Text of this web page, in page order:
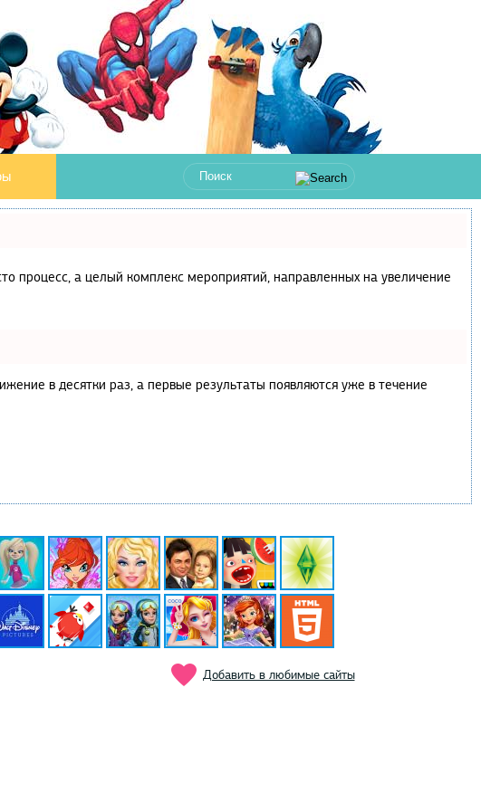
процесс, а целый комплекс мероприятий, направленных на увеличение
в десятки раз, а первые результаты появляются уже в течение
Добавить в любимые сайты